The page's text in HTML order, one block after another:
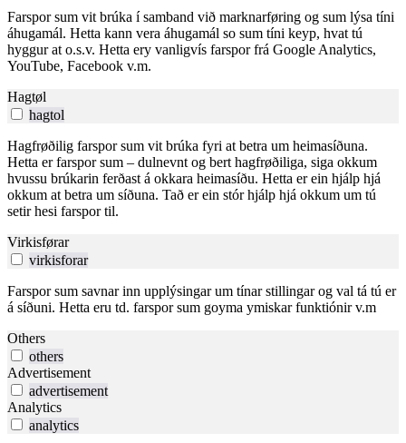
Farspor sum vit brúka í samband við marknarføring og sum lýsa tíni
áhugamál. Hetta kann vera áhugamál so sum tíni keyp, hvat tú
hyggur at o.s.v. Hetta ery vanligvís farspor frá Google Analytics,
YouTube, Facebook v.m.
Hagtøl
hagtol
Hagfrøðilig farspor sum vit brúka fyri at betra um heimasíðuna.
Hetta er farspor sum – dulnevnt og bert hagfrøðiliga, siga okkum
hvussu brúkarin ferðast á okkara heimasíðu. Hetta er ein hjálp hjá
okkum at betra um síðuna. Tað er ein stór hjálp hjá okkum um tú
setir hesi farspor til.
Virkisførar
virkisforar
Farspor sum savnar inn upplýsingar um tínar stillingar og val tá tú er
á síðuni. Hetta eru td. farspor sum goyma ymiskar funktiónir v.m
Others
others
Advertisement
advertisement
Analytics
analytics